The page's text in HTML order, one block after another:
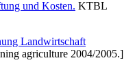
und Kosten. KTBL
Landwirtschaft
agriculture 2004/2005.]